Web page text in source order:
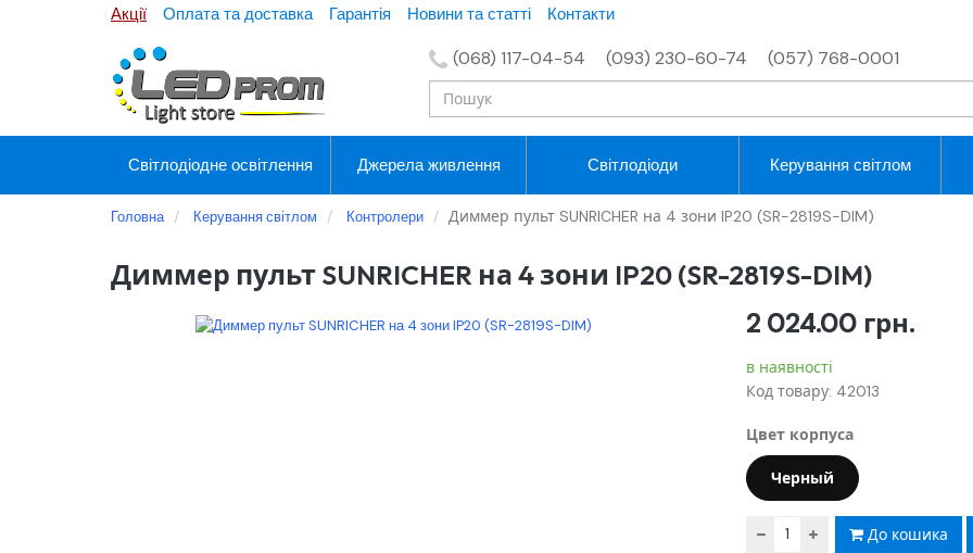
Акції Оплата та доставка Гарантія Новини та статті Контакти
(068) 117-04-54 (093) 230-60-74 (057) 768-0001
Світлодіодне освітлення Джерела живлення Світлодіоди Керування світлом
Головна Керування світлом Контролери Диммер пульт SUNRICHER на 4 зони IP20 (SR-2819S-DIM)
Диммер пульт SUNRICHER на 4 зони IP20 (SR-2819S-DIM)
2 024.00 грн.
в наявності
Код товару: 42013
Цвет корпуса
Черный
До кошика